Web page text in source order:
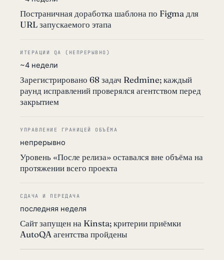
Постраничная доработка шаблона по Figma для
URL запускаемого этапа
ИТЕРАЦИИ QA (НЕПРЕРЫВНО)
~4 недели
Зарегистрировано 68 задач Redmine; каждый
раунд исправлений проверялся агентством перед
закрытием
УПРАВЛЕНИЕ ГРАНИЦЕЙ ОБЪЁМА
непрерывно
Уровень «После релиза» оставался вне объёма на
протяжении всего проекта
СДАЧА И ПЕРЕДАЧА
последняя неделя
Сайт запущен на Kinsta; критерии приёмки
AutoQA агентства пройдены